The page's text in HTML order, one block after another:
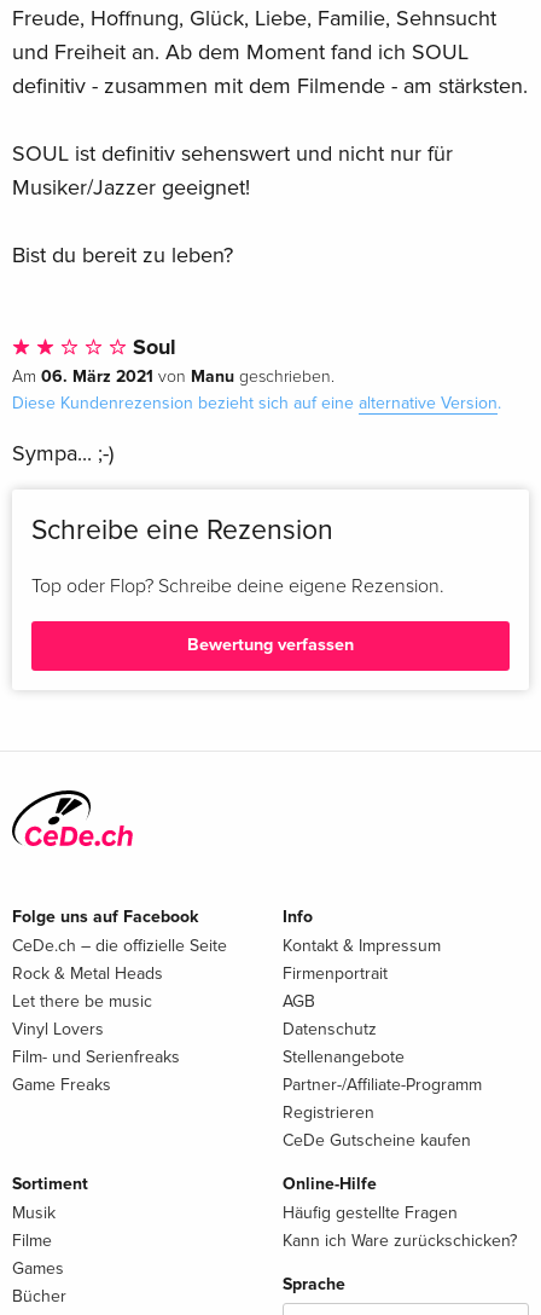
Freude, Hoffnung, Glück, Liebe, Familie, Sehnsucht
und Freiheit an. Ab dem Moment fand ich SOUL
definitiv - zusammen mit dem Filmende - am stärksten.
SOUL ist definitiv sehenswert und nicht nur für
Musiker/Jazzer geeignet!
Bist du bereit zu leben?
Soul
Am 06. März 2021 von Manu geschrieben.
Diese Kundenrezension bezieht sich auf eine alternative Version.
Sympa... ;-)
Schreibe eine Rezension
Top oder Flop? Schreibe deine eigene Rezension.
Bewertung verfassen
Folge uns auf Facebook
CeDe.ch – die offizielle Seite
Rock & Metal Heads
Let there be music
Vinyl Lovers
Film- und Serienfreaks
Game Freaks
Info
Kontakt & Impressum
Firmenportrait
AGB
Datenschutz
Stellenangebote
Partner-/Affiliate-Programm
Registrieren
CeDe Gutscheine kaufen
Sortiment
Musik
Filme
Games
Bücher
Online-Hilfe
Häufig gestellte Fragen
Kann ich Ware zurückschicken?
Sprache